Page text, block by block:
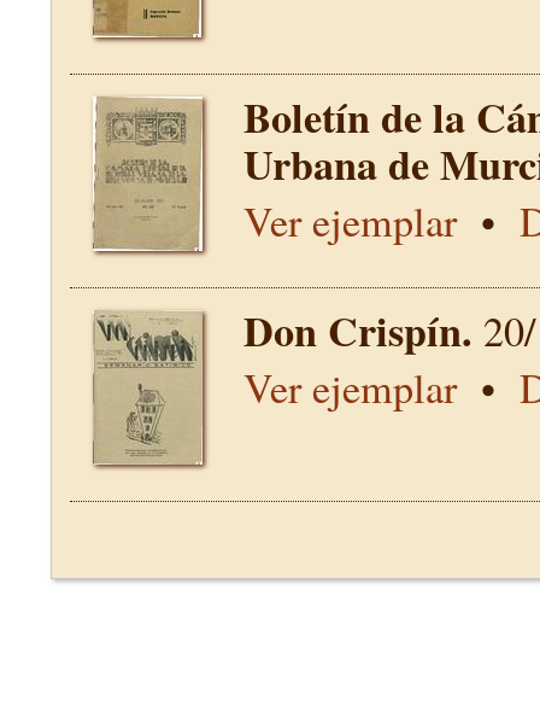
Boletín de la
Urbana de
Ver ejemplar•
Don Crispín.
Ver ejemplar•